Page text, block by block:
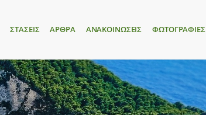
ΣΤΑΣΕΙΣ ΑΡΘΡΑ ΑΝΑΚΟΙΝΩΣΕΙΣ ΦΩΤΟΓΡΑΦΙΕΣ